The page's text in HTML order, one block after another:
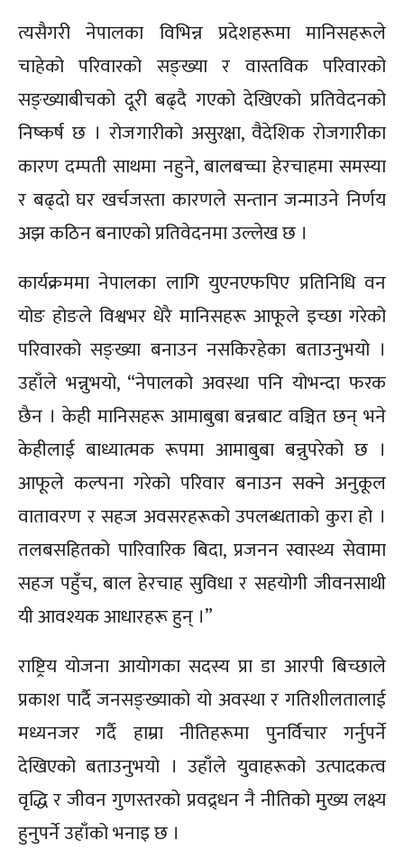
त्यसैगरी नेपालका विभिन्न प्रदेशहरूमा मानिसहरूले
चाहेको परिवारको सङ्ख्या र वास्तविक परिवारको
सङ्ख्याबीचको दूरी बढ्दै गएको देखिएको प्रतिवेदनको
निष्कर्ष छ । रोजगारीको असुरक्षा, वैदेशिक रोजगारीका
कारण दम्पती साथमा नहुने, बालबच्चा हेरचाहमा समस्या
र बढ्दो घर खर्चजस्ता कारणले सन्तान जन्माउने निर्णय
अझ कठिन बनाएको प्रतिवेदनमा उल्लेख छ ।
कार्यक्रममा नेपालका लागि युएनएफपिए प्रतिनिधि वन
योङ होङले विश्वभर धेरै मानिसहरू आफूले इच्छा गरेको
परिवारको सङ्ख्या बनाउन नसकिरहेका बताउनुभयो ।
उहाँले भन्नुभयो, “नेपालको अवस्था पनि योभन्दा फरक
छैन । केही मानिसहरू आमाबुबा बन्नबाट वञ्चित छन् भने
केहीलाई बाध्यात्मक रूपमा आमाबुबा बन्नुपरेको छ ।
आफूले कल्पना गरेको परिवार बनाउन सक्ने अनुकूल
वातावरण र सहज अवसरहरूको उपलब्धताको कुरा हो ।
तलबसहितको पारिवारिक बिदा, प्रजनन स्वास्थ्य सेवामा
सहज पहुँच, बाल हेरचाह सुविधा र सहयोगी जीवनसाथी
यी आवश्यक आधारहरू हुन् ।”
राष्ट्रिय योजना आयोगका सदस्य प्रा डा आरपी बिच्छाले
प्रकाश पार्दै जनसङ्ख्याको यो अवस्था र गतिशीलतालाई
मध्यनजर गर्दै हाम्रा नीतिहरूमा पुनर्विचार गर्नुपर्ने
देखिएको बताउनुभयो । उहाँले युवाहरूको उत्पादकत्व
वृद्धि र जीवन गुणस्तरको प्रवद्र्धन नै नीतिको मुख्य लक्ष्य
हुनुपर्ने उहाँको भनाइ छ ।